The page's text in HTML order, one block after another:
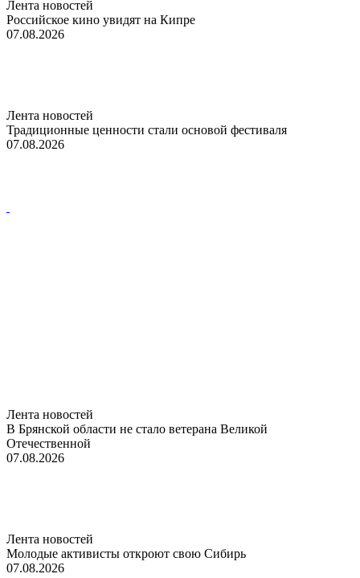
Лента новостей
Российское кино увидят на Кипре
07.08.2026
Лента новостей
Традиционные ценности стали основой фестиваля
07.08.2026
Лента новостей
В Брянской области не стало ветерана Великой
Отечественной
07.08.2026
Лента новостей
Молодые активисты откроют свою Сибирь
07.08.2026